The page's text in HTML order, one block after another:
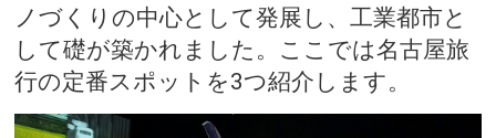
ノづくりの中心として発展し、工業都市と
して礎が築かれました。ここでは名古屋旅
行の定番スポットを3つ紹介します。